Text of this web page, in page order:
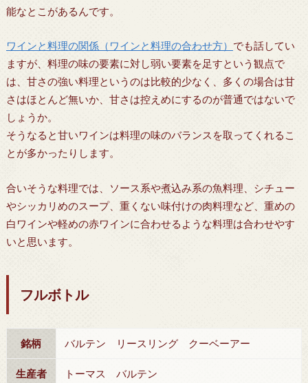
能なとこがあるんです。
ワインと料理の関係（ワインと料理の合わせ方） でも話してい
ますが、料理の味の要素に対し弱い要素を足すという観点で
は、甘さの強い料理というのは比較的少なく、多くの場合は甘
さはほとんど無いか、甘さは控えめにするのが普通ではないで
しょうか。
そうなると甘いワインは料理の味のバランスを取ってくれるこ
とが多かったりします。
合いそうな料理では、ソース系や煮込み系の魚料理、シチュー
やシッカリめのスープ、重くない味付けの肉料理など、重めの
白ワインや軽めの赤ワインに合わせるような料理は合わせやす
いと思います。
フルボトル
銘柄 バルテン リースリング クーベーアー
生産者 トーマス バルテン